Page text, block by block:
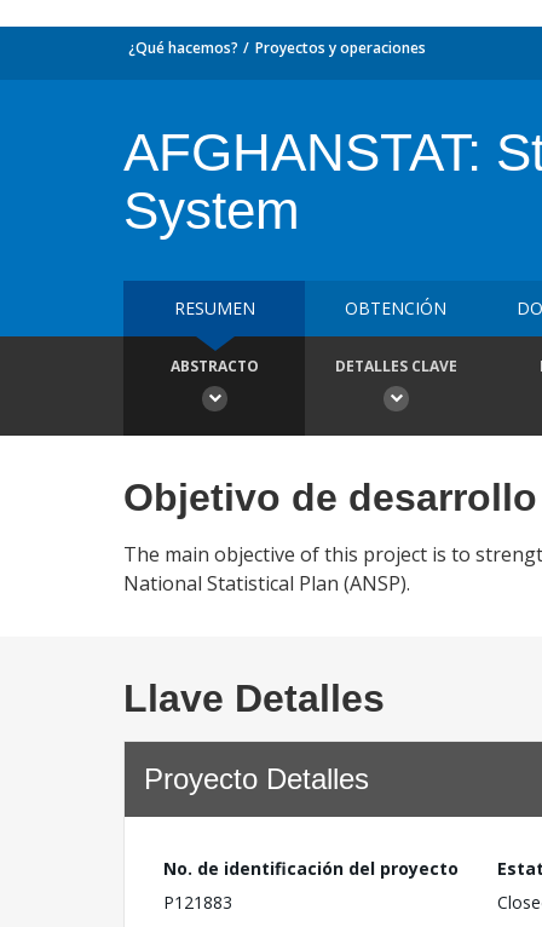
¿Qué hacemos? Proyectos y operaciones
AFGHANSTAT:
System
RESUMEN OBTENCIÓN
ABSTRACTO DETALLES CLAVE
Objetivo de desarrollo
The main objective of this project is to
National Statistical Plan (ANSP).
Llave Detalles
Proyecto Detalles
No. de identificación del proyecto
P121883